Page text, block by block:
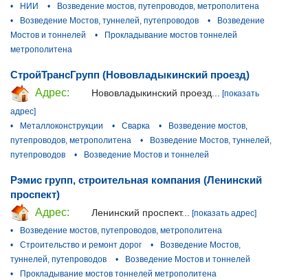
•
НИИ •
Возведение мостов, путепроводов, метрополитена
•
Возведение Мостов, туннелей, путепроводов •
Возведение
Мостов и тоннелей
•
Прокладывание мостов тоннелей
метрополитена
СтройТрансГрупп (Нововладыкинский проезд)
Адрес:
Нововладыкинский проезд...
[показать
адрес]
•
Металлоконструкции • Сварка •
Возведение мостов,
путепроводов, метрополитена
•
Возведение Мостов, туннелей,
путепроводов
• Возведение Мостов и тоннелей
Рэмис групп, строительная компания (Ленинский
проспект)
Адрес:
Ленинский проспект...
[показать адрес]
•
Возведение мостов, путепроводов, метрополитена
•
Строительство и ремонт дорог •
Возведение Мостов,
туннелей, путепроводов
•
Возведение Мостов и тоннелей
•
Прокладывание мостов тоннелей метрополитена